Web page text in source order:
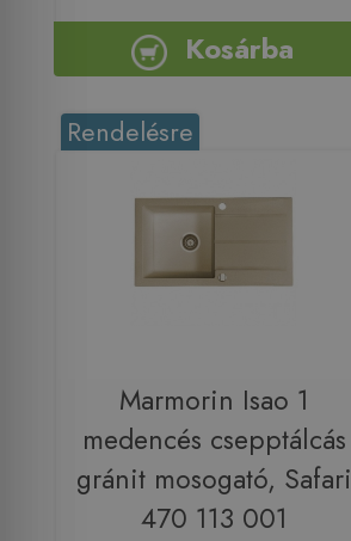
Kosárba
Rendelésre
Marmorin Isao 1
medencés csepptálcás
gránit mosogató, Safari
470 113 001